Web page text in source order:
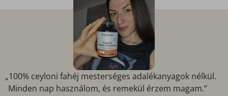
„100% ceyloni fahéj mesterséges adalékanyagok nélkül.
Minden nap használom, és remekül érzem magam.”